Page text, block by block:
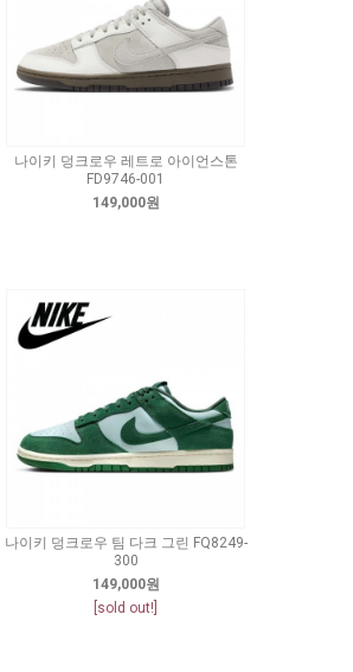
나이키 덩크로우 레트로 아이언스톤
FD9746-001
149,000원
나이키 덩크로우 팀 다크 그린 FQ8249-
300
149,000원
[sold out!]